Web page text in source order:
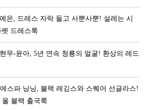
은, 드레스 자락 들고 사뿐사뿐! 설레는 시
드레스룩
무-윤아, 5년 연속 청룡의 얼굴! 환상의 레드
스파 닝닝, 블랙 레깅스와 스퀘어 선글라스!
블랙 출국룩